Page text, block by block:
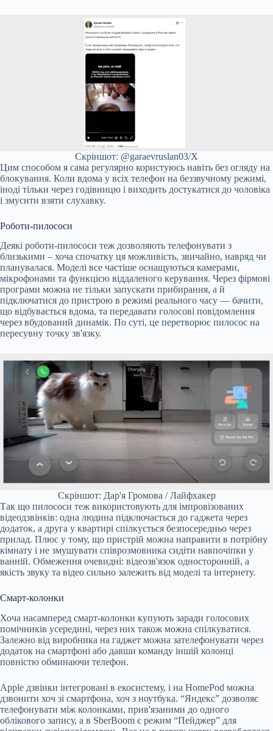
Скріншот: @garaevruslan03/X
Цим способом я сама регулярно користуюсь навіть без огляду на
блокування. Коли вдома у всіх телефон на беззвучному режимі,
іноді тільки через годівницю і виходить достукатися до чоловіка
і змусити взяти слухавку.
Роботи-пилососи
Деякі роботи-пилососи теж дозволяють телефонувати з
близькими – хоча спочатку ця можливість, звичайно, навряд чи
планувалася. Моделі все частіше оснащуються камерами,
мікрофонами та функцією віддаленого керування. Через фірмові
програми можна не тільки запускати прибирання, а й
підключатися до пристрою в режимі реального часу — бачити,
що відбувається вдома, та передавати голосові повідомлення
через вбудований динамік. По суті, це перетворює пилосос на
пересувну точку зв'язку.
Скріншот: Дар'я Громова / Лайфхакер
Так що пилососи теж використовують для імпровізованих
відеодзвінків: одна людина підключається до гаджета через
додаток, а друга у квартирі спілкується безпосередньо через
прилад. Плюс у тому, що пристрій можна направити в потрібну
кімнату і не змушувати співрозмовника сидіти навпочіпки у
ванній. Обмеження очевидні: відеозв'язок односторонній, а
якість звуку та відео сильно залежить від моделі та інтернету.
Смарт-колонки
Хоча насамперед смарт-колонки купують заради голосових
помічників усередині, через них також можна спілкуватися.
Залежно від виробника на гаджет можна зателефонувати через
додаток на смартфоні або давши команду іншій колонці
повністю обминаючи телефон.
Apple дзвінки інтегровані в екосистему, і на HomePod можна
дзвонити хоч зі смартфона, хоч з ноутбука. “Яндекс” дозволяє
телефонувати між колонками, прив'язаними до одного
облікового запису, а в SberBoom є режим “Пейджер” для